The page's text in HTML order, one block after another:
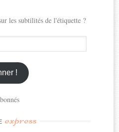
les subtilités de l'étiquette ?
!
express